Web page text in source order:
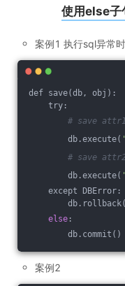
使用else子
案例1 执行sql异常
def save(db, obj):
try:
# save attr1
db.execute(
# save
db.execute(
except DBError:
else :
db.commit()
案例2